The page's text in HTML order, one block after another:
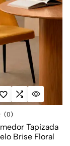
(0)
Tapizada
Brise Floral